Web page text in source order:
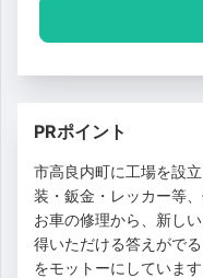
PRポイント
市高良内町に工場を設
装・鈑金・レッカー等
お車の修理から、新し
得いただける答えがで
をモットーにしています